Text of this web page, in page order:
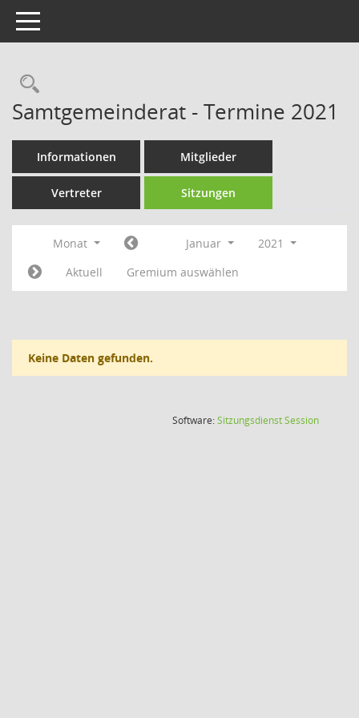
Toggle navigation
Rechercheauswahl
Samtgemeinderat - Termine 2021
Informationen Mitglieder
Vertreter Sitzungen
Monat Januar
2021
Aktuell
Gremium auswählen
Keine Daten gefunden.
Software:SitzungsdienstSession(Wird in